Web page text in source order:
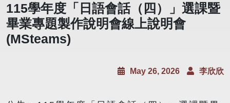
115學年度「日語會話（四）」選課暨
畢業專題製作說明會線上說明會
(MSteams)
May 26, 2026 李欣欣